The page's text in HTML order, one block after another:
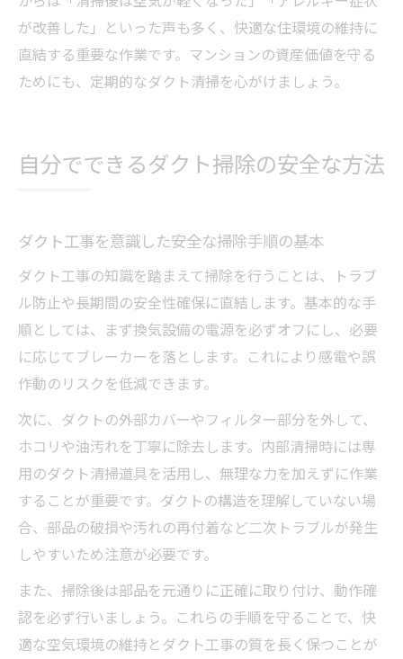
が改善した」といった声も多く、快適な住環境の維持に
直結する重要な作業です。マンションの資産価値を守る
ためにも、定期的なダクト清掃を心がけましょう。
自分でできるダクト掃除の安全な方法
ダクト工事を意識した安全な掃除手順の基本
ダクト工事の知識を踏まえて掃除を行うことは、トラブ
ル防止や長期間の安全性確保に直結します。基本的な手
順としては、まず換気設備の電源を必ずオフにし、必要
に応じてブレーカーを落とします。これにより感電や誤
作動のリスクを低減できます。
次に、ダクトの外部カバーやフィルター部分を外して、
ホコリや油汚れを丁寧に除去します。内部清掃時には専
用のダクト清掃道具を活用し、無理な力を加えずに作業
することが重要です。ダクトの構造を理解していない場
合、部品の破損や汚れの再付着など二次トラブルが発生
しやすいため注意が必要です。
また、掃除後は部品を元通りに正確に取り付け、動作確
認を必ず行いましょう。これらの手順を守ることで、快
適な空気環境の維持とダクト工事の質を長く保つことが